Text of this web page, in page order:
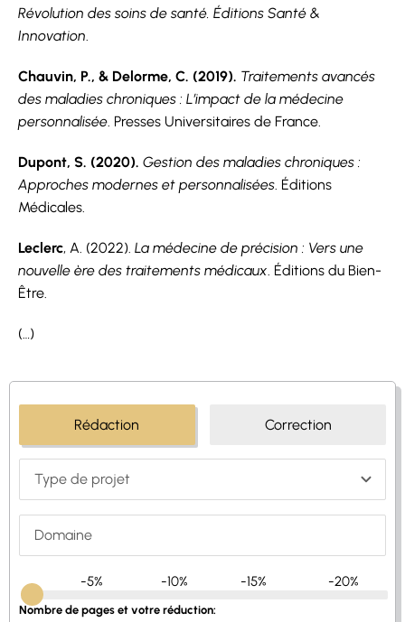
Révolution des soins de santé. Éditions Santé &
Innovation
Chauvin, P., & Delorme, C. (2019). Traitements avancés
des maladies chroniques : L’impact de la médecine
personnalisée. Presses Universitaires de France.
Dupont, S. (2020). Gestion des maladies chroniques :
Approches modernes et personnalisées. Éditions
Médicales.
Leclerc, A. (2022). La médecine de précision : Vers une
nouvelle ère des traitements médicaux . Éditions du Bien-
Être.
(…)
Rédaction Correction
-5% -10% -15% -20%
Nombre de pages et votre réduction: